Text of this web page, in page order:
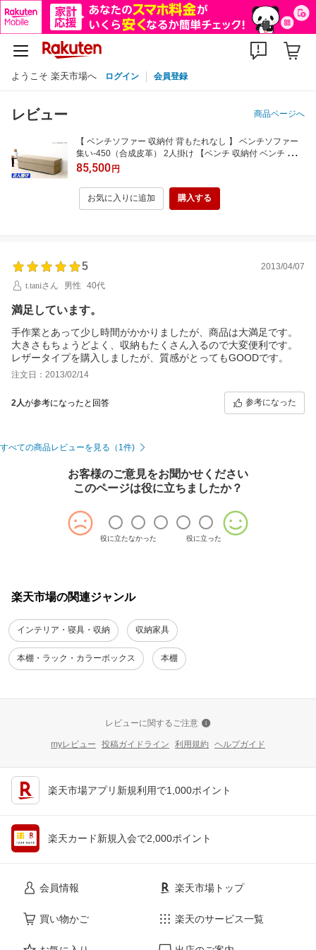
ようこそ 楽天市場へ ログイン 会員登録
レビュー 商品ページへ
【 ベンチソファー 収納付 背もたれなし 】 ベンチソファー
集い-450（合成皮革） 2人掛け 【ベンチ 収納付 ベンチ 収納
ベンチチェア 収納 収納ベンチ ソファー 収納 ソファ 日本製
ソファー 店舗用 待合 ソファ 収納付き ベンチ】
85,500円
お気に入りに追加 購入する
5
2013/04/07
t.taniさん
男性 40代
満足しています。
手作業とあって少し時間がかかりましたが、商品は大満足です。
大きさもちょうどよく、収納もたくさん入るので大変便利です。
レザータイプを購入しましたが、質感がとってもGOODです。
注文日：2013/02/14
2人が参考になったと回答 参考になった
すべての商品レビューを見る（1件)
お客様のご意見をお聞かせください
このページは役に立ちましたか？
役に立たなかった 役に立った
楽天市場の関連ジャンル
インテリア・寝具・収納 収納家具
本棚・ラック・カラーボックス 本棚
レビューに関するご注意
myレビュー 投稿ガイドライン 利用規約 ヘルプガイド
楽天市場アプリ新規利用で1,000ポイント
楽天カード新規入会で2,000ポイント
会員情報
買い物かご
楽天市場トップ
楽天のサービス一覧